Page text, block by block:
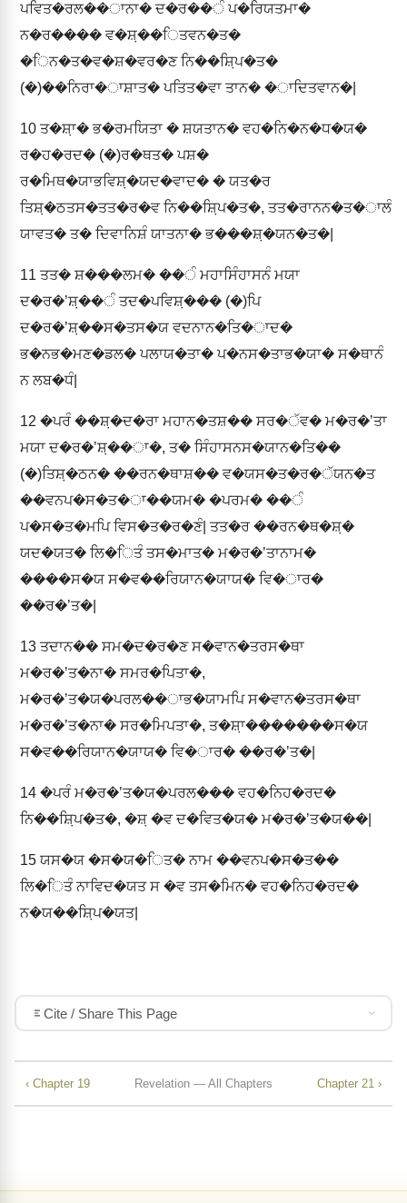
ਪਵਿਤ�ਰਲ��ਾਨਾ� ਦ�ਰ��ੰ ਪ�ਰਿਯਤਮਾ�
ਨ�ਰ���� ਵ�ਸ਼਼��ਿਤਵਨ�ਤ�
�ਿਨ�ਤ�ਵ�ਸ਼�ਵਰ�ਣ ਨਿ��ਸ਼਼ਿਪ�ਤ�
(�)��ਨਿਰਾ�ਾਸ਼ਾਤ� ਪਤਿਤ�ਵਾ ਤਾਨ� �ਾਦਿਤਵਾਨ�|
10 ਤ�ਸ਼਼ਾ� ਭ�ਰਮਯਿਤਾ � ਸ਼ਯਤਾਨ� ਵਹ�ਨਿ�ਨ�ਧ�ਯ�
ਰ�ਹ�ਰਦ� (�)ਰ�ਥਤ� ਪਸ਼�
ਰ�ਮਿਥ�ਯਾਭਵਿਸ਼਼�ਯਦ�ਵਾਦ� � ਯਤ�ਰ
ਤਿਸ਼਼�ਠਤਸ�ਤਤ�ਰ�ਵ ਨਿ��ਸ਼਼ਿਪ�ਤ�, ਤਤ�ਰਾਨਨ�ਤ�ਾਲੰ
ਯਾਵਤ� ਤ� ਦਿਵਾਨਿਸ਼ੰ ਯਾਤਨਾ� ਭ���ਸ਼਼�ਯਨ�ਤ�|
11 ਤਤ� ਸ਼���ਲਮ� ��ੰ ਮਹਾਸਿੰਹਾਸਨੰ ਮਯਾ
ਦ�ਰ�ʼਸ਼਼��ੰ ਤਦ�ਪਵਿਸ਼਼��� (�)ਪਿ
ਦ�ਰ�ʼਸ਼਼��ਸ�ਤਸ�ਯ ਵਦਨਾਨ�ਤਿ�ਾਦ�
ਭ�ਨਭ�ਮਣ�ਡਲ� ਪਲਾਯ�ਤਾ� ਪ�ਨਸ�ਤਾਭ�ਯਾ� ਸ�ਥਾਨੰ
ਨ ਲਬ�ਧੰ|
12 �ਪਰੰ ��ਸ਼਼�ਦ�ਰਾ ਮਹਾਨ�ਤਸ਼�� ਸਰ�ੱਵ� ਮ�ਰ�ʼਤਾ
ਮਯਾ ਦ�ਰ�ʼਸ਼਼��ਾ�, ਤ� ਸਿੰਹਾਸਨਸ�ਯਾਨ�ਤਿ��
(�)ਤਿਸ਼਼�ਠਨ� ��ਰਨ�ਥਾਸ਼�� ਵ�ਯਸ�ਤ�ਰ�ੱਯਨ�ਤ
��ਵਨਪ�ਸ�ਤ�ਾ��ਯਮ� �ਪਰਮ� ��ੰ
ਪ�ਸ�ਤ�ਮਪਿ ਵਿਸ�ਤ�ਰ�ਣੰ| ਤਤ�ਰ ��ਰਨ�ਥ�ਸ਼਼�
ਯਦ�ਯਤ� ਲਿ�ਿਤੰ ਤਸ�ਮਾਤ� ਮ�ਰ�ʼਤਾਨਾਮ�
����ਸ�ਯ ਸ�ਵ��ਰਿਯਾਨ�ਯਾਯ� ਵਿ�ਾਰ�
��ਰ�ʼਤ�|
13 ਤਦਾਨ�� ਸਮ�ਦ�ਰ�ਣ ਸ�ਵਾਨ�ਤਰਸ�ਥਾ
ਮ�ਰ�ʼਤ�ਨਾ� ਸਮਰ�ਪਿਤਾ�,
ਮ�ਰ�ʼਤ�ਯ�ਪਰਲ��ਾਭ�ਯਾਮਪਿ ਸ�ਵਾਨ�ਤਰਸ�ਥਾ
ਮ�ਰ�ʼਤ�ਨਾ� ਸਰ�ਮਿਪਤਾ�, ਤ�ਸ਼਼ਾ�������ਸ�ਯ
ਸ�ਵ��ਰਿਯਾਨ�ਯਾਯ� ਵਿ�ਾਰ� ��ਰ�ʼਤ�|
14 �ਪਰੰ ਮ�ਰ�ʼਤ�ਯ�ਪਰਲ��� ਵਹ�ਨਿਹ�ਰਦ�
ਨਿ��ਸ਼਼ਿਪ�ਤ�, �ਸ਼਼ �ਵ ਦ�ਵਿਤ�ਯ� ਮ�ਰ�ʼਤ�ਯ��|
15 ਯਸ�ਯ �ਸ�ਯ�ਿਤ� ਨਾਮ ��ਵਨਪ�ਸ�ਤ��
ਲਿ�ਿਤੰ ਨਾਵਿਦ�ਯਤ ਸ �ਵ ਤਸ�ਮਿਨ� ਵਹ�ਨਿਹ�ਰਦ�
ਨ�ਯ��ਸ਼਼ਿਪ�ਯਤ|
Cite / Share This Page
‹ Chapter 19 Revelation — All Chapters Chapter 21 ›